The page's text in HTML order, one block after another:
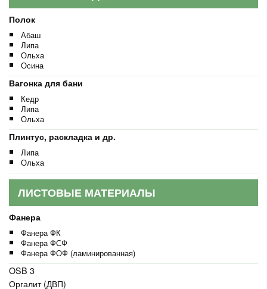
Полок
Абаш
Липа
Ольха
Осина
Вагонка для бани
Кедр
Липа
Ольха
Плинтус, раскладка и др.
Липа
Ольха
ЛИСТОВЫЕ МАТЕРИАЛЫ
Фанера
Фанера ФК
Фанера ФСФ
Фанера ФОФ (ламинированная)
OSB 3
Оргалит (ДВП)